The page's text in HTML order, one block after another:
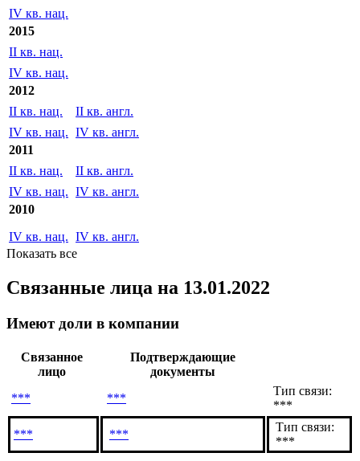
IV кв. нац.
2016
II кв. нац.
IV кв. нац.
2015
II кв. нац.
IV кв. нац.
2012
II кв. нац.
II кв. англ.
IV кв. нац.
IV кв. англ.
2011
IV кв. нац. IV кв. англ.
IV кв. нац. IV кв. англ.
Имеют доли в компании
***
***
Тип связи: